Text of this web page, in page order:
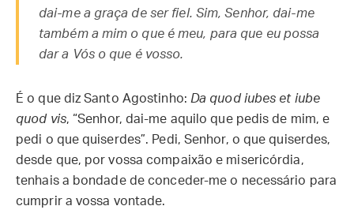
dai-me a graça de ser fiel. Sim, Senhor, dai-me
também a mim o que é meu, para que eu possa
dar a Vós o que é vosso.
É o que diz Santo Agostinho: Da quod iubes et iube
quod vis, “Senhor, dai-me aquilo que pedis de mim, e
pedi o que quiserdes”. Pedi, Senhor, o que quiserdes,
desde que, por vossa compaixão e misericórdia,
tenhais a bondade de conceder-me o necessário para
cumprir a vossa vontade.